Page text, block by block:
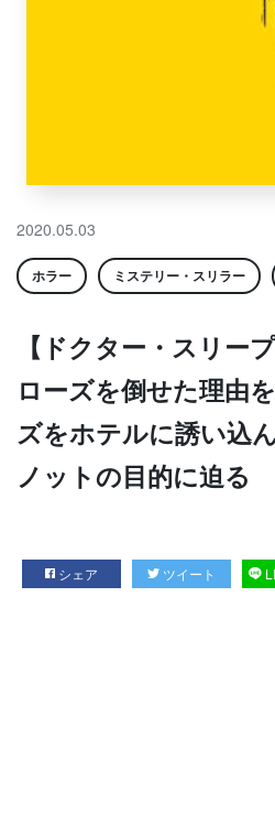
2020.05.03
ホラー ミステリー・スリラー
【ドクター・スリー
ローズを倒せた理由
ズをホテルに誘い込
ノットの目的に迫る
シェア ツイート